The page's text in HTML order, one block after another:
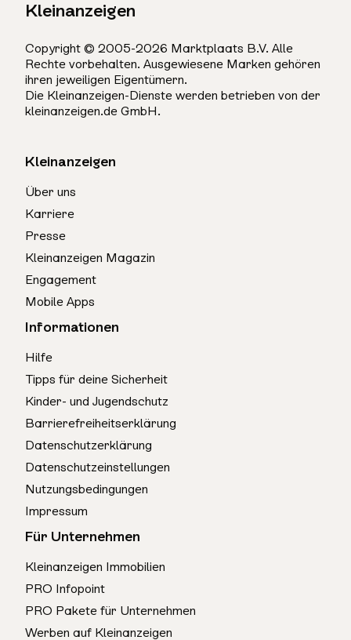
Kleinanzeigen
Copyright © 2005-2026 Marktplaats B.V. Alle
Rechte vorbehalten. Ausgewiesene Marken gehören
ihren jeweiligen Eigentümern.
Die Kleinanzeigen-Dienste werden betrieben von der
kleinanzeigen.de GmbH.
Kleinanzeigen
Über uns
Karriere
Presse
Kleinanzeigen Magazin
Engagement
Mobile Apps
Informationen
Hilfe
Tipps für deine Sicherheit
Kinder- und Jugendschutz
Barrierefreiheitserklärung
Datenschutzerklärung
Datenschutzeinstellungen
Nutzungsbedingungen
Impressum
Für Unternehmen
Kleinanzeigen Immobilien
PRO Infopoint
PRO Pakete für Unternehmen
Werben auf Kleinanzeigen